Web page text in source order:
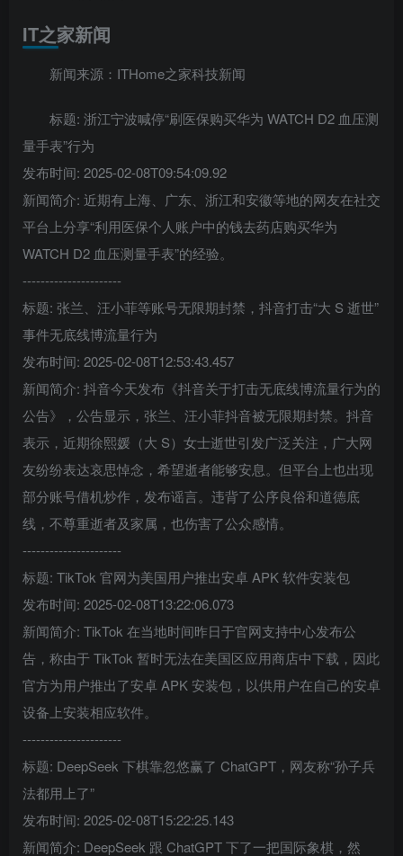
IT之家新闻
新闻来源：ITHome之家科技新闻
标题: 浙江宁波喊停“刷医保购买华为 WATCH D2 血压测
量手表”行为
发布时间: 2025-02-08T09:54:09.92
新闻简介: 近期有上海、广东、浙江和安徽等地的网友在社交
平台上分享“利用医保个人账户中的钱去药店购买华为
WATCH D2 血压测量手表”的经验。
----------------------
标题: 张兰、汪小菲等账号无限期封禁，抖音打击“大 S 逝世”
事件无底线博流量行为
发布时间: 2025-02-08T12:53:43.457
新闻简介: 抖音今天发布《抖音关于打击无底线博流量行为的
公告》，公告显示，张兰、汪小菲抖音被无限期封禁。抖音
表示，近期徐熙媛（大 S）女士逝世引发广泛关注，广大网
友纷纷表达哀思悼念，希望逝者能够安息。但平台上也出现
部分账号借机炒作，发布谣言。违背了公序良俗和道德底
线，不尊重逝者及家属，也伤害了公众感情。
----------------------
标题: TikTok 官网为美国用户推出安卓 APK 软件安装包
发布时间: 2025-02-08T13:22:06.073
新闻简介: TikTok 在当地时间昨日于官网支持中心发布公
告，称由于 TikTok 暂时无法在美国区应用商店中下载，因此
官方为用户推出了安卓 APK 安装包，以供用户在自己的安卓
设备上安装相应软件。
----------------------
标题: DeepSeek 下棋靠忽悠赢了 ChatGPT，网友称“孙子兵
法都用上了”
发布时间: 2025-02-08T15:22:25.143
新闻简介: DeepSeek 跟 ChatGPT 下了一把国际象棋，然